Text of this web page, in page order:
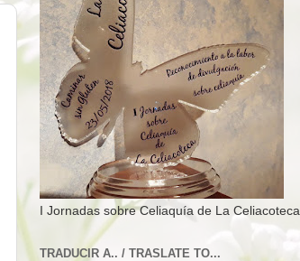
I Jornadas sobre Celiaquía de La Celiacoteca
TRADUCIR A.. / TRASLATE TO...